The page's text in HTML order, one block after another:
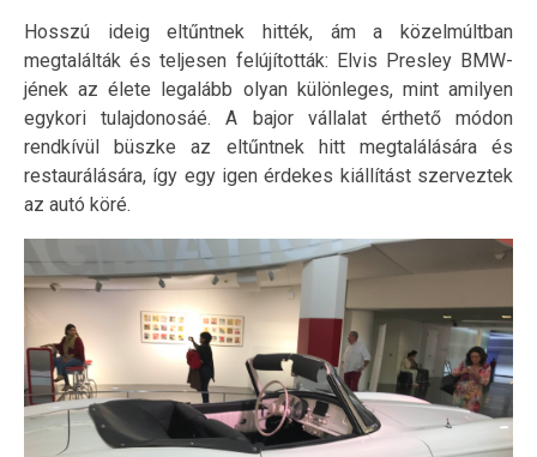
Hosszú ideig eltűntnek hitték, ám a közelmúltban
megtalálták és teljesen felújították: Elvis Presley BMW-
jének az élete legalább olyan különleges, mint amilyen
egykori tulajdonosáé. A bajor vállalat érthető módon
rendkívül büszke az eltűntnek hitt megtalálására és
restaurálására, így egy igen érdekes kiállítást szerveztek
az autó köré.